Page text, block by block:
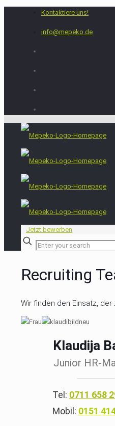
Kontaktiere uns!
info@mepeko.de
Jetzt bewerben
Recruiting
Wir finden den Einsatz, der
Klaudija
Junior HR-
Tel: 0711 658
Mobil: 0151